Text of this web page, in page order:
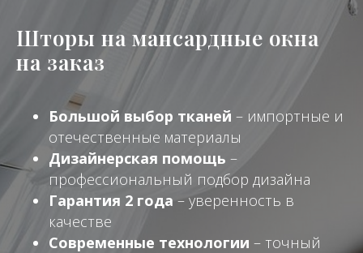
Шторы на мансардные окна
на заказ
Большой выбор тканей – импортные и
отечественные материалы
Дизайнерская помощь –
профессиональный подбор дизайна
Гарантия 2 года – уверенность в
качестве
Современные технологии – точный